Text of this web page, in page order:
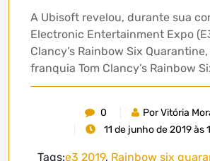
A Ubisoft revelou, durante sua
Electronic Entertainment Expo
Clancy’s Rainbow Six
franquia Tom Clancy’s Rainbow
0
Por Vitória
11 de junho de 2019 às
Tags:e3 2019, Rainbow six